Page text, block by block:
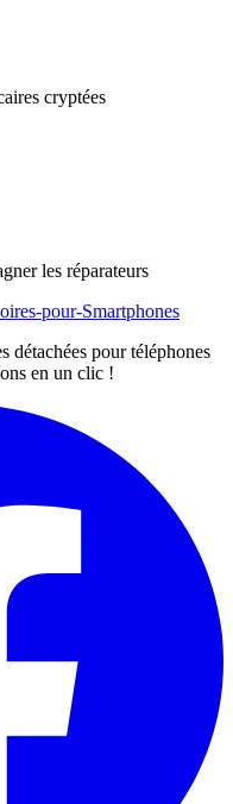
cryptées
les réparateurs
détachées pour téléphones
en un clic !